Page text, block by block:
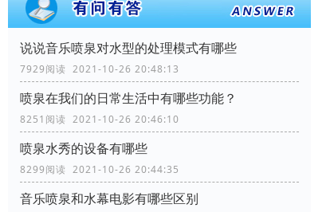
说说音乐喷泉对水型的处理模式有哪些
7929阅读 2021-10-26 20:48:13
喷泉在我们的日常生活中有哪些功能？
8251阅读 2021-10-26 20:46:10
喷泉水秀的设备有哪些
8299阅读 2021-10-26 20:44:35
音乐喷泉和水幕电影有哪些区别